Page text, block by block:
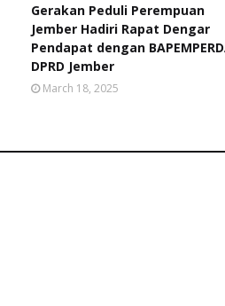
Gerakan Peduli Perempuan
Jember Hadiri Rapat Dengar
Pendapat dengan
DPRD Jember
March 18, 2025